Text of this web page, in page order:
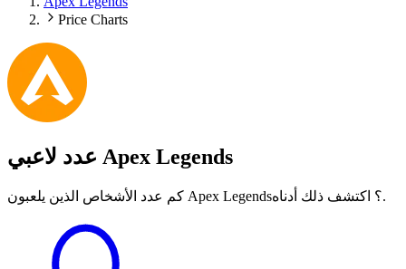
Price Charts
عدد لاعبي Apex Legends
كم عدد الأشخاص الذين يلعبون Apex Legends؟ اكتشف ذلك أدناه.